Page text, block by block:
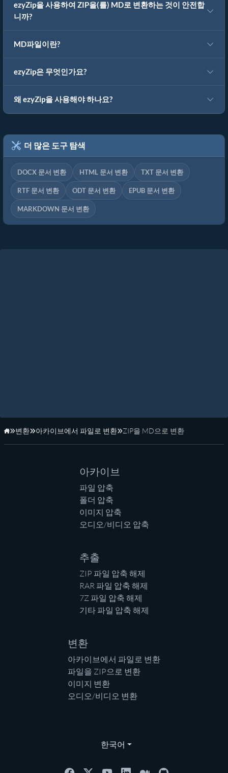
ezyZip을 사용하여 ZIP을(를) MD로 변환하는 것이 안전합
니까?
MD파일이란?
ezyZip은 무엇인가요?
왜 ezyZip을 사용해야 하나요?
더 많은 도구 탐색
DOCX 문서 변환 HTML 문서 변환 TXT 문서 변환
RTF 문서 변환 ODT 문서 변환 EPUB 문서 변환
MARKDOWN 문서 변환
홈페이지
변환 아카이브에서 파일로 변환 ZIP을 MD으로 변환
아카이브
파일 압축
폴더 압축
이미지 압축
오디오/비디오 압축
추출
ZIP 파일 압축 해제
RAR 파일 압축 해제
7Z 파일 압축 해제
기타 파일 압축 해제
변환
아카이브에서 파일로 변환
파일을 ZIP으로 변환
이미지 변환
오디오/비디오 변환
한국어